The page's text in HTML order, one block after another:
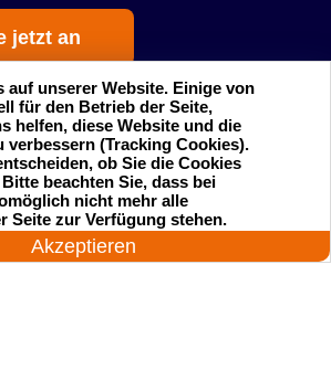
jetzt an
Einsatzgebiete
Preise
Akzeptieren
auf unserer Website. Einige von
für den Betrieb der Seite,
helfen, diese Website und die
verbessern (Tracking Cookies).
ob Sie die Cookies
beachten Sie, dass bei
nicht mehr alle
Seite zur Verfügung stehen.